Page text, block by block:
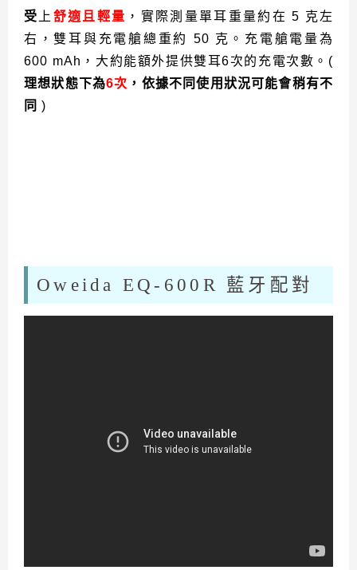
受 上 舒適且輕量 ，實際測量單耳重量約在 5 克左
右，雙耳與充電艙總重約 50 克。充電艙電量為
600 mAh，大約能額外提供雙耳6次的充電次數。(
理想狀態下為6次 ，依據不同使用狀況可能會稍有不
同 )
Oweida EQ-600R 藍牙配對